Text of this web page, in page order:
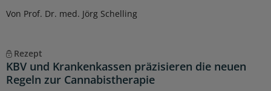
Von Prof. Dr. med. Jörg Schelling
Rezept
KBV und Krankenkassen präzisieren die neuen
Regeln zur Cannabistherapie